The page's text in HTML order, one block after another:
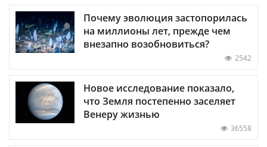
Почему эволюция застопорилась
на миллионы лет, прежде чем
внезапно возобновиться?
2542
Новое исследование показало,
что Земля постепенно заселяет
Венеру жизнью
36558